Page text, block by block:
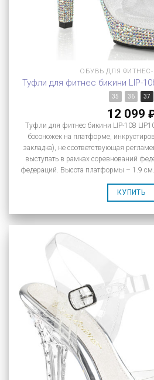
ОБУВЬ ДЛЯ
Туфли для фитнес бикини LIP-
35 36 37
12 099
Туфли для фитнес бикини LIP-108
босоножек на платформе,
закладка), не соответствующая
выступать в рамках соревнований
федераций. Высота платформы – 1.9
КУПИТЬ